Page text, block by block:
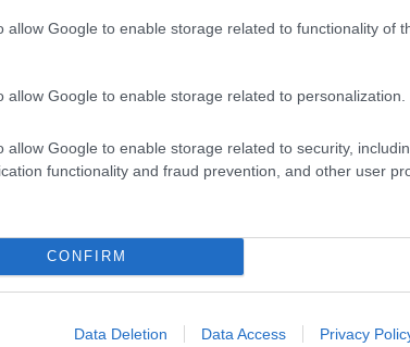
allow Google to enable storage related to functionality of
allow Google to enable storage related to personalization.
allow Google to enable storage related to security,
functionality and fraud prevention, and other user
CONFIRM
Data Deletion Data Access Privacy
(ακόμα και
εμφανιστεί
Υψηλήμυωπία